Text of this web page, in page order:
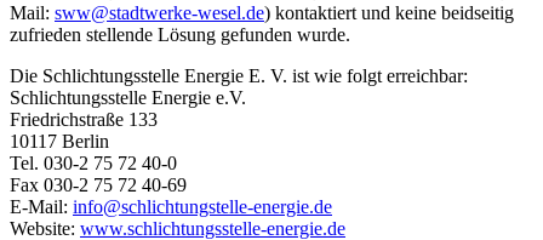
Mail: sww@stadtwerke-wesel.de) kontaktiert und keine beidseitig
zufrieden stellende Lösung gefunden wurde.
Die Schlichtungsstelle Energie E. V. ist wie folgt erreichbar:
Schlichtungsstelle Energie e.V.
Friedrichstraße 133
10117 Berlin
Tel. 030-2 75 72 40-0
Fax 030-2 75 72 40-69
E-Mail: info@schlichtungstelle-energie.de
Website: www.schlichtungsstelle-energie.de